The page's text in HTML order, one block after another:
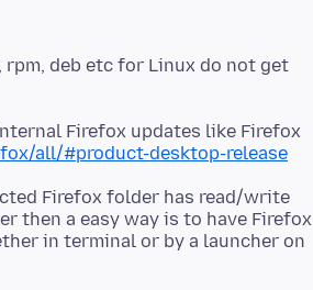
deb etc for Linux do not get
Firefox updates like Firefox
all/#product-desktop-release
Firefox folder has read/write
then a easy way is to have Firefox
in terminal or by a launcher on